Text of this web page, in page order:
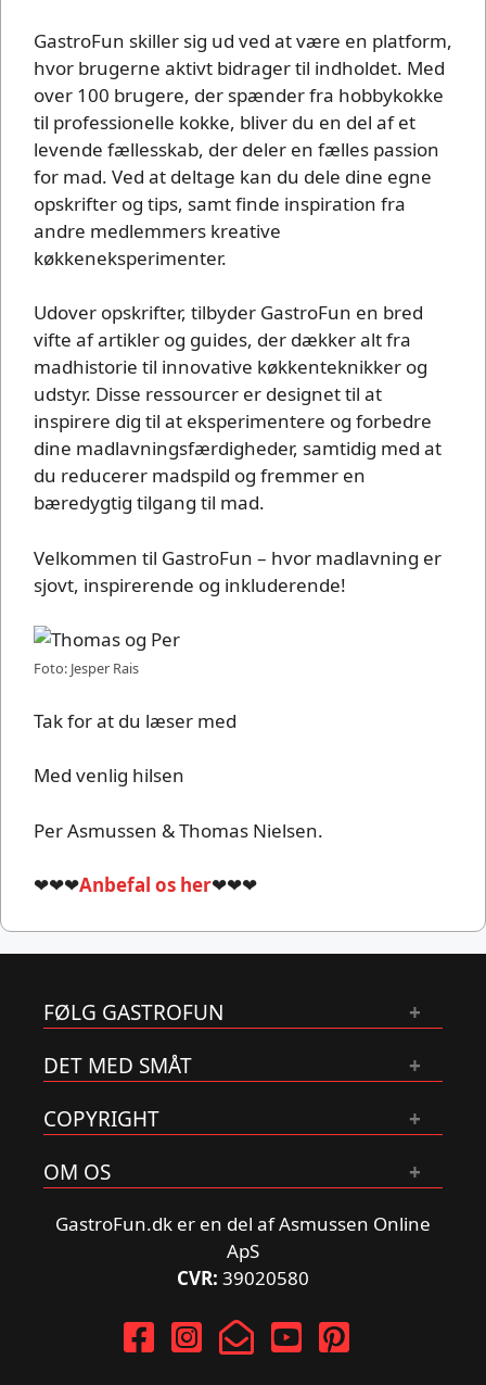
GastroFun skiller sig ud ved at være en platform,
hvor brugerne aktivt bidrager til indholdet. Med
over 100 brugere, der spænder fra hobbykokke
til professionelle kokke, bliver du en del af et
levende fællesskab, der deler en fælles passion
for mad. Ved at deltage kan du dele dine egne
opskrifter og tips, samt finde inspiration fra
andre medlemmers kreative
køkkeneksperimenter.
Udover opskrifter, tilbyder GastroFun en bred
vifte af artikler og guides, der dækker alt fra
madhistorie til innovative køkkenteknikker og
udstyr. Disse ressourcer er designet til at
inspirere dig til at eksperimentere og forbedre
dine madlavningsfærdigheder, samtidig med at
du reducerer madspild og fremmer en
bæredygtig tilgang til mad.
Velkommen til GastroFun – hvor madlavning er
sjovt, inspirerende og inkluderende!
Foto: Jesper Rais
Tak for at du læser med
Med venlig hilsen
Per Asmussen & Thomas Nielsen.
❤❤❤Anbefal os her❤❤❤
FØLG GASTROFUN
DET MED SMÅT
COPYRIGHT
OM OS
GastroFun.dk er en del af Asmussen Online
ApS
CVR: 39020580